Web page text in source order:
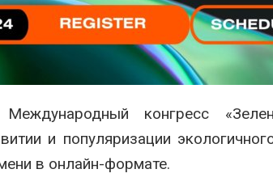
конгресс
и популяризации
в онлайн-формате.
Новый порядок расчёта
нарушений квот на
промышленные выбросы
может появиться в
Авг 6, 2026
В Ирбите начнут
расчистку Ницы после
рекордного дождевого
паводка